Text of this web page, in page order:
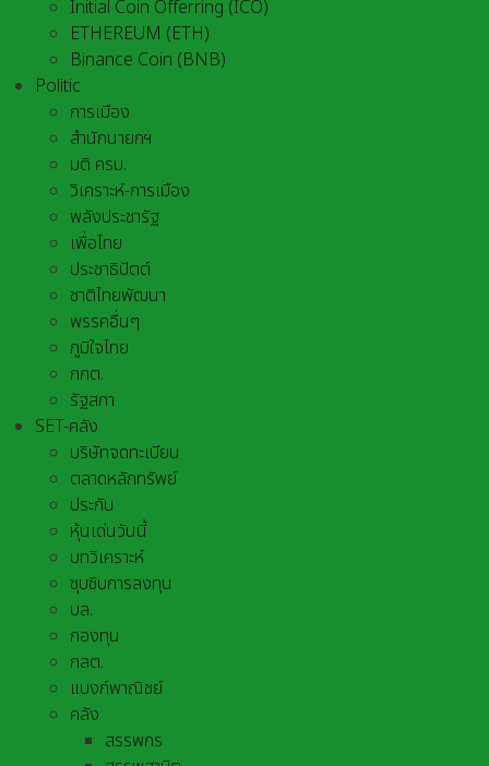
Initial Coin Offerring (ICO)
ETHEREUM (ETH)
Binance Coin (BNB)
Politic
การเมือง
สำนักนายกฯ
มติ ครม.
วิเคราะห์-การเมือง
พลังประชารัฐ
เพื่อไทย
ประชาธิปัตต์
ชาติไทยพัฒนา
พรรคอื่นๆ
ภูมิใจไทย
กกต.
รัฐสภา
SET-คลัง
บริษัทจดทะเบียน
ตลาดหลักทรัพย์
ประกัน
หุ้นเด่นวันนี้
บทวิเคราะห์
ซุบซิบการลงทุน
บล.
กองทุน
กลต.
แบงก์พาณิชย์
คลัง
สรรพกร